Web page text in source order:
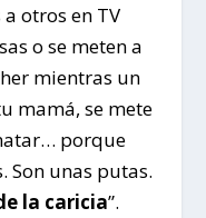
otros en TV
o se meten a
mientras un
mamá, se mete
porque
Son unas putas.
la caricia”.